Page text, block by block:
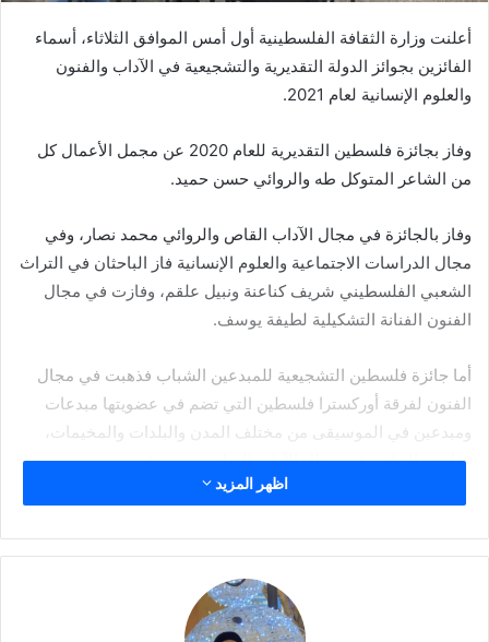
أعلنت وزارة الثقافة الفلسطينية أول أمس الموافق الثلاثاء، أسماء
الفائزين بجوائز الدولة التقديرية والتشجيعية في الآداب والفنون
والعلوم الإنسانية لعام 2021.
وفاز بجائزة فلسطين التقديرية للعام 2020 عن مجمل الأعمال كل
من الشاعر المتوكل طه والروائي حسن حميد.
وفاز بالجائزة في مجال الآداب القاص والروائي محمد نصار، وفي
مجال الدراسات الاجتماعية والعلوم الإنسانية فاز الباحثان في التراث
الشعبي الفلسطيني شريف كناعنة ونبيل علقم، وفازت في مجال
الفنون الفنانة التشكيلية لطيفة يوسف.
أما جائزة فلسطين التشجيعية للمبدعين الشباب فذهبت في مجال
الفنون لفرقة أوركسترا فلسطين التي تضم في عضويتها مبدعات
ومبدعين في الموسيقى من مختلف المدن والبلدات والمخيمات،
وفازت بالجائزة في مجال الآداب الشاعرة مريم قوش من غزة.
في رام الله بالشكر إلى لجنة جوائز دولة فلسطين للآداب والفنون
بعضوية عدد من الكتّاب والأدباء والفنانين من الوطن والشتات وهم:
محمد البوجي، وأنطوان شلحت، وصافي صافي، وكوثر قسوم جابر،
اظهر المزيد